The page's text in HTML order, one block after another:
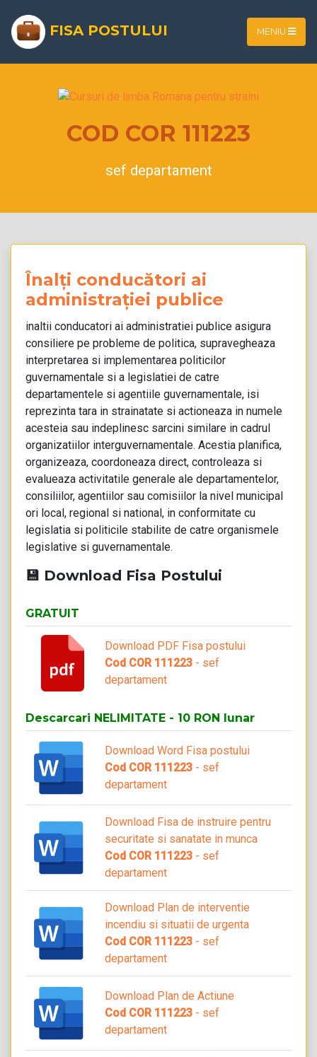
FISA POSTULUI MENIU
COD COR 111223
sef departament
Înalți conducători ai
administrației publice
inaltii conducatori ai administratiei publice asigura
consiliere pe probleme de politica, supravegheaza
interpretarea si implementarea politicilor
guvernamentale si a legislatiei de catre
departamentele si agentiile guvernamentale, isi
reprezinta tara in strainatate si actioneaza in numele
acesteia sau indeplinesc sarcini similare in cadrul
organizatiilor interguvernamentale. Acestia planifica,
organizeaza, coordoneaza direct, controleaza si
evalueaza activitatile generale ale departamentelor,
consiliilor, agentiilor sau comisiilor la nivel municipal
ori local, regional si national, in conformitate cu
legislatia si politicile stabilite de catre organismele
legislative si guvernamentale.
💾 Download Fisa Postului
GRATUIT
Download PDF Fisa postului
Cod COR 111223 - sef
departament
Descarcari NELIMITATE - 10 RON lunar
Download Word Fisa postului
Cod COR 111223 - sef
departament
Download Fisa de instruire pentru
securitate si sanatate in munca
Cod COR 111223 - sef
departament
Download Plan de interventie
incendiu si situatii de urgenta
Cod COR 111223 - sef
departament
Download Plan de Actiune
Cod COR 111223 - sef
departament